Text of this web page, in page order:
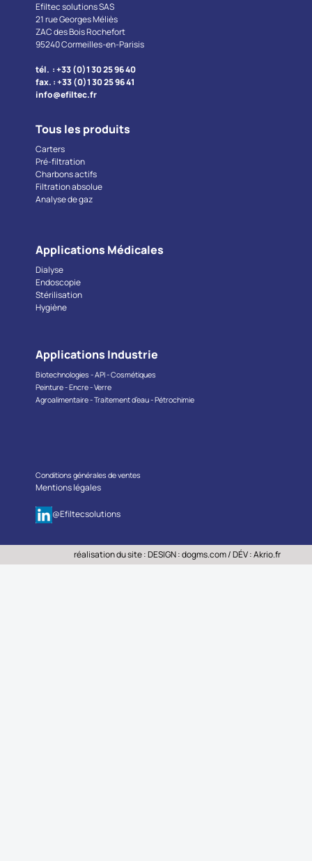
Efiltec solutions SAS
21 rue Georges Méliès
ZAC des Bois Rochefort
95240 Cormeilles-en-Parisis
tél. : +33 (0)1 30 25 96 40
fax. : +33 (0)1 30 25 96 41
info@efiltec.fr
Tous les produits
Carters
Pré-filtration
Charbons actifs
Filtration absolue
Analyse de gaz
Applications Médicales
Dialyse
Endoscopie
Stérilisation
Hygiène
Applications Industrie
Biotechnologies - API - Cosmétiques
Peinture - Encre - Verre
Agroalimentaire - Traitement d’eau - Pétrochimie
Conditions générales de ventes
Mentions légales
@Efiltecsolutions
réalisation du site : DESIGN :dogms.com/ DÉV :Akrio.fr